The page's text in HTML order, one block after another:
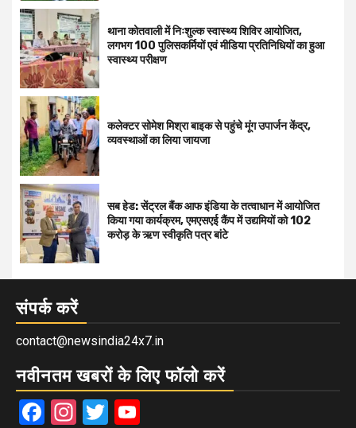
थाना कोतवाली में निःशुल्क स्वास्थ्य शिविर आयोजित,
लगभग 100 पुलिसकर्मियों एवं मीडिया प्रतिनिधियों का हुआ
स्वास्थ्य परीक्षण
कलेक्टर सोमेश मिश्रा बाइक से पहुंचे मूंग उपार्जन केंद्र,
व्यवस्थाओं का लिया जायजा
सब हेड: सेंट्रल बैंक आफ इंडिया के तत्वाधान में आयोजित
किया गया कार्यक्रम, एमएसएई कैंप में उद्यमियों को 102
करोड़ के ऋण स्वीकृति पत्र बांटे
संपर्क करें
contact@newsindia24x7.in
नवीनतम खबरों के लिए फॉलो करें
Facebook
Instagram
Twitter